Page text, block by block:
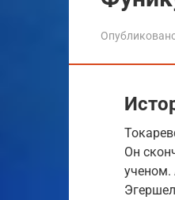
Он
ученом.